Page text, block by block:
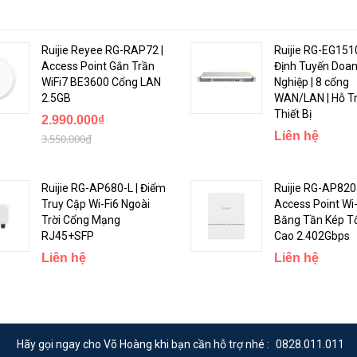
Ruijie Reyee RG-RAP72 |
Access Point Gắn Trần
WiFi7 BE3600 Cổng LAN
2.5GB
2.990.000₫
3.550.000₫
Ruijie RG-
Định Tuyến
Nghiệp | 8 cổng
WAN/LAN | Hỗ
Thiết Bị
Liên hệ
Ruijie RG-AP680-L | Điểm
Truy Cập Wi-Fi6 Ngoài
Trời Cổng Mạng
RJ45+SFP
Liên hệ
Ruijie RG-
Access Point
Băng Tần Kép
Cao 2.402Gbps
Liên hệ
Hãy gọi ngay cho Võ Hoàng khi bạn cần hỗ trợ nhé : 0828.011.011